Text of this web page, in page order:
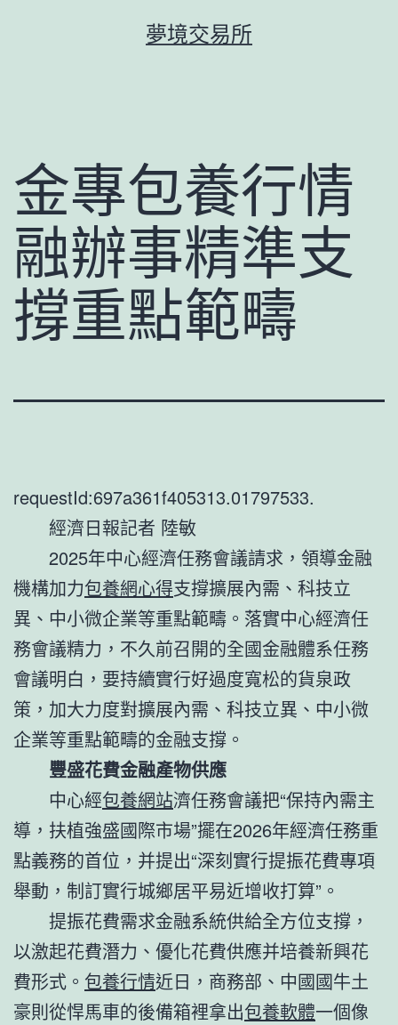
夢境交易所
金專包養行情
融辦事精準支
撐重點範疇
requestId:697a361f405313.01797533.
經濟日報記者 陸敏
2025年中心經濟任務會議請求，領導金融
機構加力包養網心得支撐擴展內需、科技立
異、中小微企業等重點範疇。落實中心經濟任
務會議精力，不久前召開的全國金融體系任務
會議明白，要持續實行好過度寬松的貨泉政
策，加大力度對擴展內需、科技立異、中小微
企業等重點範疇的金融支撐。
豐盛花費金融產物供應
中心經包養網站濟任務會議把“保持內需主
導，扶植強盛國際市場”擺在2026年經濟任務重
點義務的首位，并提出“深刻實行提振花費專項
舉動，制訂實行城鄉居平易近增收打算”。
提振花費需求金融系統供給全方位支撐，
以激起花費潛力、優化花費供應并培養新興花
費形式。 包養行情近日，商務部、中國國牛土
豪則從悍馬車的後備箱裡拿出包養軟體一個像